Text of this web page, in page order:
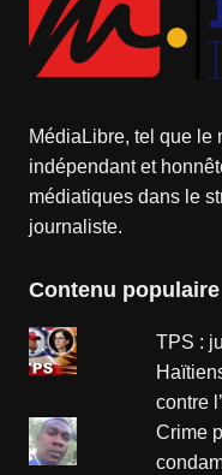
MédiaLibre, tel que le
indépendant et
médiatiques dans le
journaliste.
Contenu populaire
TPS :
contre
Crime